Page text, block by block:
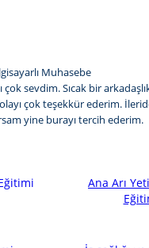
Muhasebe
çok sevdim. Sıcak bir
çok teşekkür ederim.
yine burayı tercih ederim.
Ana Arı